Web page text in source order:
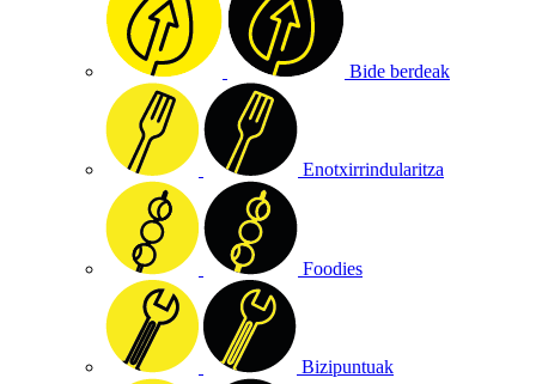
Bide berdeak
Enotxirrindularitza
Foodies
Bizipuntuak